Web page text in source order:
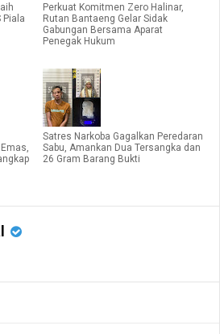
Piala
Perkuat Komitmen Zero Halinar,
Rutan Bantaeng Gelar Sidak
Gabungan Bersama Aparat
Penegak Hukum
Satres Narkoba Gagalkan Peredaran
Sabu, Amankan Dua Tersangka dan
26 Gram Barang Bukti